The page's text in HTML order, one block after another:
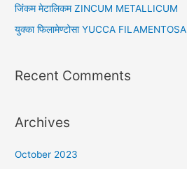
जिंकम मेटालिकम ZINCUM METALLICUM
युक्का फिलामेण्टोसा YUCCA FILAMENTOSA
Recent Comments
Archives
October 2023